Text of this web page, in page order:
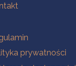
skróty
prywatności